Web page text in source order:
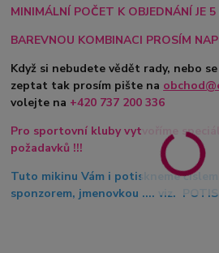
MINIMÁLNÍ POČET K OBJEDNÁNÍ JE 5
BAREVNOU KOMBINACI PROSÍM
Když si nebudete vědět rady, nebo
zeptat tak prosím pište na
volejte na +420 737 200 336
Pro sportovní kluby vytvoříme
požadavků !!!
Tuto mikinu Vám i potiskneme
sponzorem, jmenovkou .... viz.